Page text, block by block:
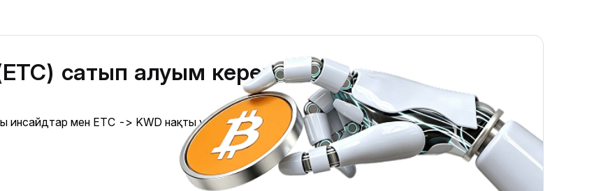
сатып алуым керек
инсайдтар мен ETC -> KWD нақты уақыттағы